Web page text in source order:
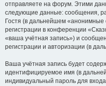
отправляете на форум. Этими
следующие данные: сообщения,
Гостя (в дальнейшем
регистрации в конференции
«ваша учётная запись») и
регистрации и авторизации (в
Ваша учётная запись будет
идентифицируемое имя (в
индивидуальный пароль для